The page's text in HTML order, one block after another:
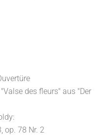
des fleurs" aus "Der
op. 78 Nr. 2